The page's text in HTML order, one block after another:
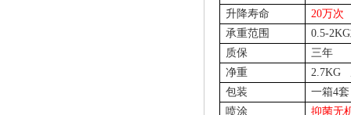
升降寿命
20万次
承重范围
0.5-2KG
质保
三年
净重
2.7KG
包装
一箱4套
喷涂
抑菌无